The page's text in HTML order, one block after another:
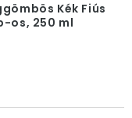
Kék Fiús
os, 250 ml